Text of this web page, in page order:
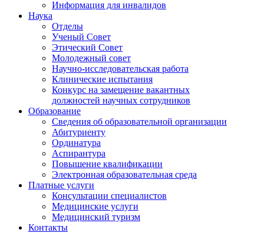
Информация для инвалидов
Наука
Отделы
Ученый Совет
Этический Совет
Молодежный совет
Научно-исследовательская работа
Клинические испытания
Конкурс на замещение вакантных
должностей научных сотрудников
Образование
Сведения об образовательной организации
Абитуриенту
Ординатура
Аспирантура
Повышение квалификации
Электронная образовательная среда
Платные услуги
Консультации специалистов
Медицинские услуги
Медицинский туризм
Контакты